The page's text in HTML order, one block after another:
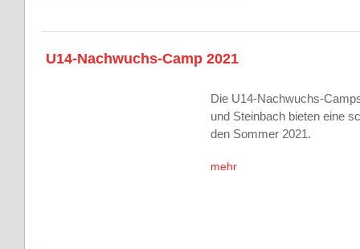
U14-Nachwuchs-Camp 2021
Die U14-Nachwuchs-
und Steinbach bieten eine
den Sommer 2021.
mehr